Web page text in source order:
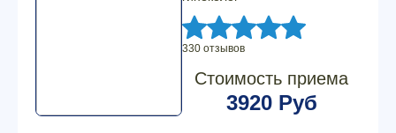
330 отзывов
Стоимость приема
3920 Руб